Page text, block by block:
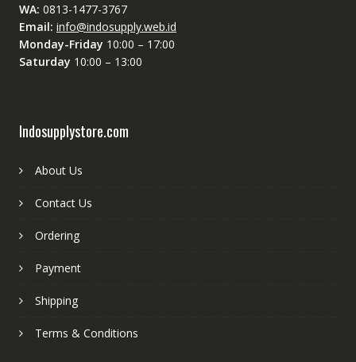
WA: 0813-1477-3767
Email: info@indosupply.web.id
Monday-Friday 10:00 – 17:00
Saturday 10:00 – 13:00
Indosupplystore.com
About Us
Contact Us
Ordering
Payment
Shipping
Terms & Conditions